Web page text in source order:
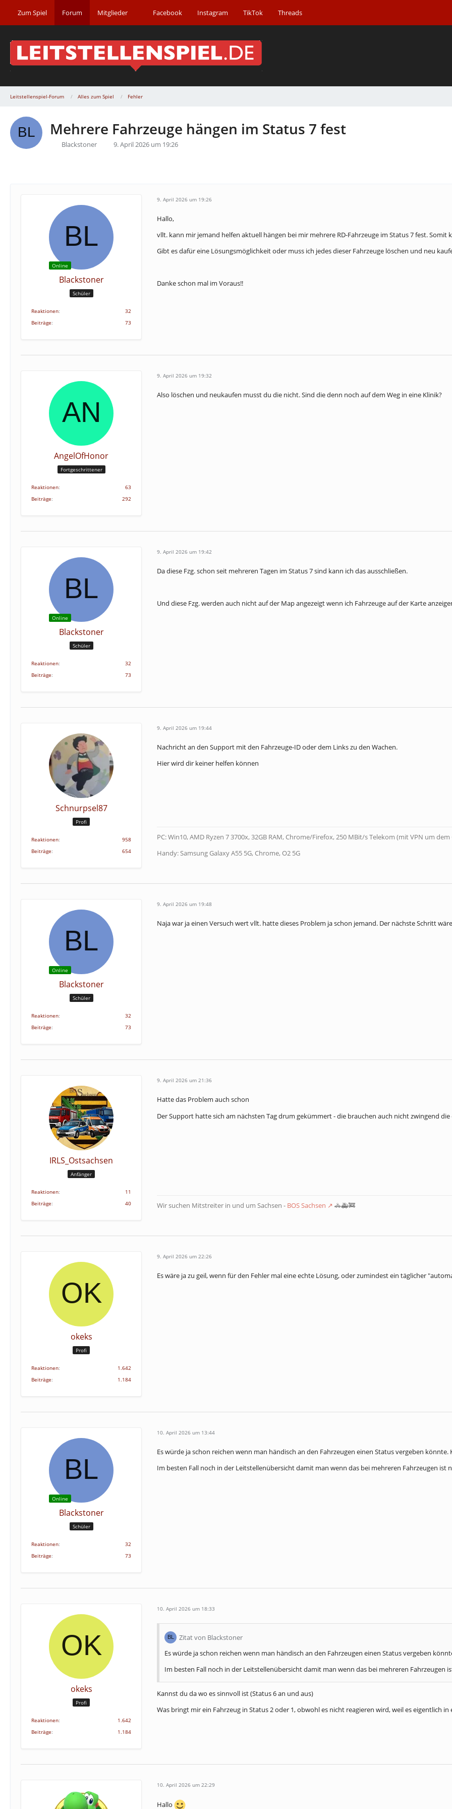
Zum Spiel Forum Mitglieder Facebook Instagram TikTok Threads
Leitstellenspiel-Forum Alles zum Spiel Fehler
Mehrere Fahrzeuge hängen im Status 7 fest
Blackstoner 9. April 2026 um 19:26
Online
Blackstoner
Schüler
Reaktionen
32
Beiträge
73
9. April 2026 um 19:26
Hallo,
vllt. kann mir jemand helfen aktuell hängen bei mir mehrere RD-Fahrzeuge im Status 7 fest. Somit
Gibt es dafür eine Lösungsmöglichkeit oder muss ich jedes dieser Fahrzeuge löschen und neu
Danke schon mal im Voraus!!
AngelOfHonor
Fortgeschrittener
Reaktionen
63
Beiträge
292
9. April 2026 um 19:32
Also löschen und neukaufen musst du die nicht. Sind die denn noch auf dem Weg in eine Klinik?
Online
Blackstoner
Schüler
Reaktionen
32
Beiträge
73
9. April 2026 um 19:42
Da diese Fzg. schon seit mehreren Tagen im Status 7 sind kann ich das ausschließen.
Und diese Fzg. werden auch nicht auf der Map angezeigt wenn ich Fahrzeuge auf der Karte
Schnurpsel87
Profi
Reaktionen
958
Beiträge
654
9. April 2026 um 19:44
Nachricht an den Support mit den Fahrzeuge-ID oder dem Links zu den Wachen.
Hier wird dir keiner helfen können
PC: Win10, AMD Ryzen 7 3700x, 32GB RAM, Chrome/Firefox, 250 MBit/s Telekom (mit VPN um
Handy: Samsung Galaxy A55 5G, Chrome, O2 5G
Online
Blackstoner
Schüler
Reaktionen
32
Beiträge
73
9. April 2026 um 19:48
Naja war ja einen Versuch wert vllt. hatte dieses Problem ja schon jemand. Der nächste Schritt
IRLS_Ostsachsen
Anfänger
Reaktionen
11
Beiträge
40
9. April 2026 um 21:36
Hatte das Problem auch schon
Der Support hatte sich am nächsten Tag drum gekümmert - die brauchen auch nicht zwingend
Wir suchen Mitstreiter in und um Sachsen - BOS Sachsen 🚓🚑🚒
okeks
Profi
Reaktionen
1.642
Beiträge
1.184
9. April 2026 um 22:26
Es wäre ja zu geil, wenn für den Fehler mal eine echte Lösung, oder zumindest ein täglicher
Online
Blackstoner
Schüler
Reaktionen
32
Beiträge
73
10. April 2026 um 13:44
Es würde ja schon reichen wenn man händisch an den Fahrzeugen einen Status vergeben
Im besten Fall noch in der Leitstellenübersicht damit man wenn das bei mehreren Fahrzeugen ist
okeks
Profi
Reaktionen
1.642
Beiträge
1.184
10. April 2026 um 18:33
Zitat von Blackstoner
Es würde ja schon reichen wenn man händisch an den Fahrzeugen einen Status vergeben
Im besten Fall noch in der Leitstellenübersicht damit man wenn das bei mehreren Fahrzeugen
Kannst du da wo es sinnvoll ist (Status 6 an und aus)
Was bringt mir ein Fahrzeug in Status 2 oder 1, obwohl es nicht reagieren wird, weil es eigentlich
10. April 2026 um 22:29
Hallo